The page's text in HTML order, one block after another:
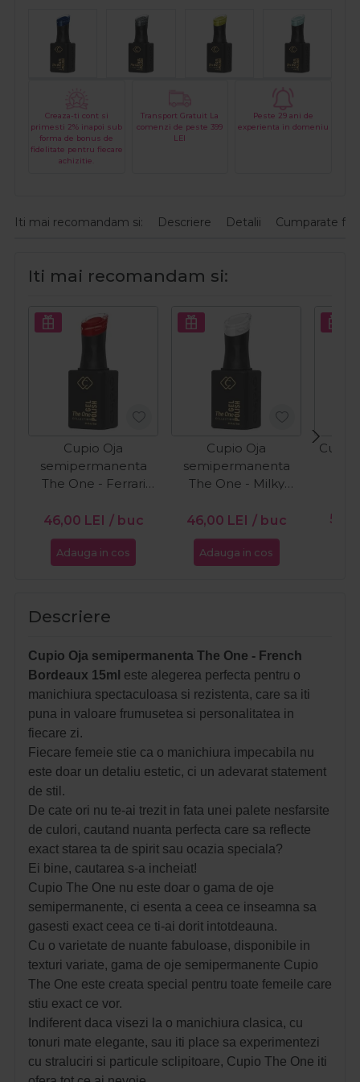
Creaza-ti cont si
primesti 2% inapoi sub
forma de bonus de
fidelitate pentru fiecare
achizitie.
Transport Gratuit La
comenzi de peste 399
LEI
Peste 29 ani de
experienta in domeniu
Iti mai recomandam si: Descriere Detalii Cumparate
Iti mai recomandam si:
Cupio Oja
semipermanenta
The One - Ferrari
46,00 LEI / buc
Adauga in cos
Cupio Oja
semipermanenta
The One - Milky
46,00 LEI / buc
Adauga in cos
Cupio
Descriere
Cupio Oja semipermanenta The One - French
Bordeaux 15ml este alegerea perfecta pentru o
manichiura spectaculoasa si rezistenta, care sa iti
puna in valoare frumusetea si personalitatea in
fiecare zi.
Fiecare femeie stie ca o manichiura impecabila nu
este doar un detaliu estetic, ci un adevarat statement
de stil.
De cate ori nu te-ai trezit in fata unei palete nesfarsite
de culori, cautand nuanta perfecta care sa reflecte
exact starea ta de spirit sau ocazia speciala?
Ei bine, cautarea s-a incheiat!
Cupio The One nu este doar o gama de oje
semipermanente, ci esenta a ceea ce inseamna sa
gasesti exact ceea ce ti-ai dorit intotdeauna.
Cu o varietate de nuante fabuloase, disponibile in
texturi variate, gama de oje semipermanente Cupio
The One este creata special pentru toate femeile care
stiu exact ce vor.
Indiferent daca visezi la o manichiura clasica, cu
tonuri mate elegante, sau iti place sa experimentezi
cu straluciri si particule sclipitoare, Cupio The One iti